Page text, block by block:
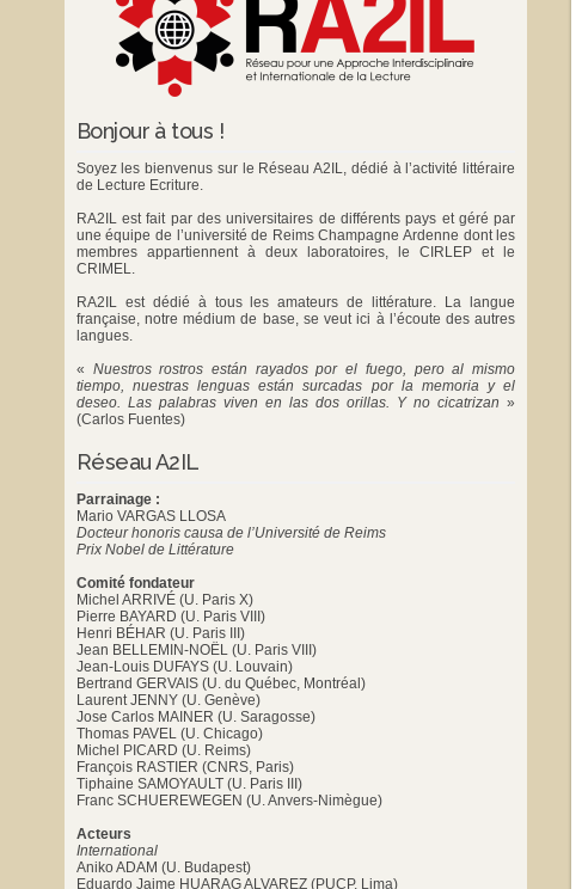
Bonjour à tous !
Soyez les bienvenus sur le Réseau A2IL, dédié à l’activité littéraire
de Lecture Ecriture.
RA2IL est fait par des universitaires de différents pays et géré par
une équipe de l’université de Reims Champagne Ardenne dont les
membres appartiennent à deux laboratoires, leCIRLEP et le
CRIMEL.
RA2IL est dédié à tous les amateurs de littérature. La langue
française, notre médium de base, se veut ici à l’écoute des autres
langues.
« Nuestros rostros están rayados por el fuego, pero al mismo
tiempo, nuestras lenguas están surcadas por la memoria y el
deseo. Las palabras viven en las dos orillas. Y no cicatrizan »
(Carlos Fuentes)
Réseau A2IL
Parrainage :
Mario VARGAS LLOSA
Docteur honoris causa de l’Université de Reims
Prix Nobel de Littérature
Comité fondateur
Michel ARRIVÉ (U. Paris X)
Pierre BAYARD (U. Paris VIII)
Henri BÉHAR (U. Paris III)
Jean BELLEMIN-NOËL (U. Paris VIII)
Jean-Louis DUFAYS (U. Louvain)
Bertrand GERVAIS (U. du Québec, Montréal)
Laurent JENNY (U. Genève)
Jose Carlos MAINER (U. Saragosse)
Thomas PAVEL (U. Chicago)
Michel PICARD (U. Reims)
François RASTIER (CNRS, Paris)
Tiphaine SAMOYAULT (U. Paris III)
Franc SCHUEREWEGEN (U. Anvers-Nimègue)
Acteurs
International
Aniko ADAM (U. Budapest)
Eduardo Jaime HUARAG ALVAREZ (PUCP, Lima)